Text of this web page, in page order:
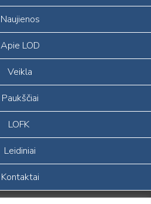
Naujienos
Apie LOD
Veikla
Paukščiai
LOFK
Leidiniai
Kontaktai